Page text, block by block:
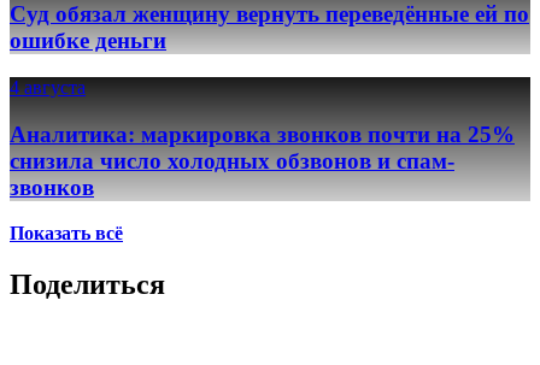
Суд обязал женщину вернуть переведённые ей по
ошибке деньги
4 августа
Аналитика: маркировка звонков почти на 25%
снизила число холодных обзвонов и спам-
звонков
Показать всё
Поделиться